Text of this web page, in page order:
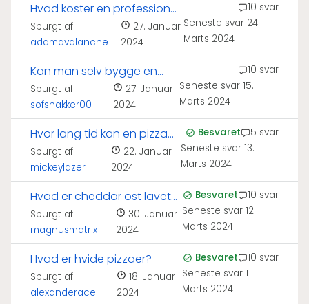
Hvad koster en professionel
pizzaovn?
Spurgt af
adamavalanche
27. Januar
2024
10 svar
Seneste svar 24.
Marts 2024
Kan man selv bygge en
pizzaovn?
Spurgt af
sofsnakker00
27. Januar
2024
10 svar
Seneste svar 15.
Marts 2024
Hvor lang tid kan en pizza
holde sig?
Spurgt af
mickeylazer
22. Januar
2024
Besvaret
5 svar
Seneste svar 13.
Marts 2024
Hvad er cheddar ost lavet
af?
Spurgt af
magnusmatrix
30. Januar
2024
Besvaret
10 svar
Seneste svar 12.
Marts 2024
Hvad er hvide pizzaer?
Spurgt af
alexanderace
18. Januar
2024
Besvaret
10 svar
Seneste svar 11.
Marts 2024